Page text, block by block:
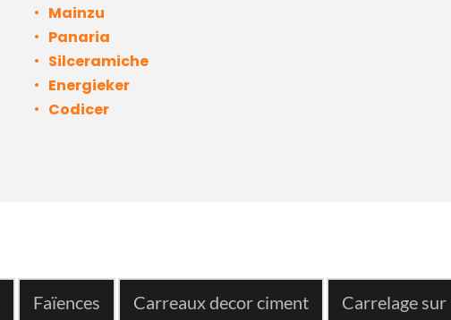
Mainzu
Panaria
Silceramiche
Energieker
Codicer
Faïences Carreaux decor ciment Carrelage